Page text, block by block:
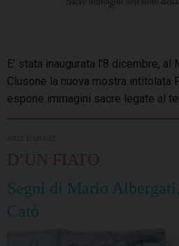
E’ stata inaugurata l’8 dicembre,
Clusone la nuova mostra intitolata
espone immagini sacre legate al
D’UN FIATO
Segni di Mario
Catò